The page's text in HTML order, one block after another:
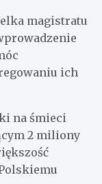
magistratu
ich
na śmieci
2 miliony